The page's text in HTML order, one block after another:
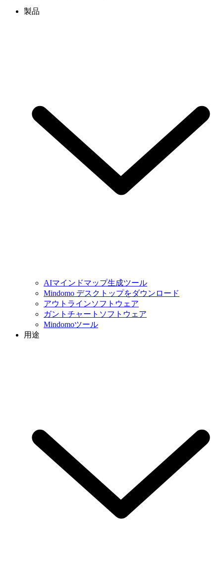
製品
AIマインドマップ生成ツール
Mindomo デスクトップをダウンロード
アウトラインソフトウェア
ガントチャートソフトウェア
Mindomoツール
用途